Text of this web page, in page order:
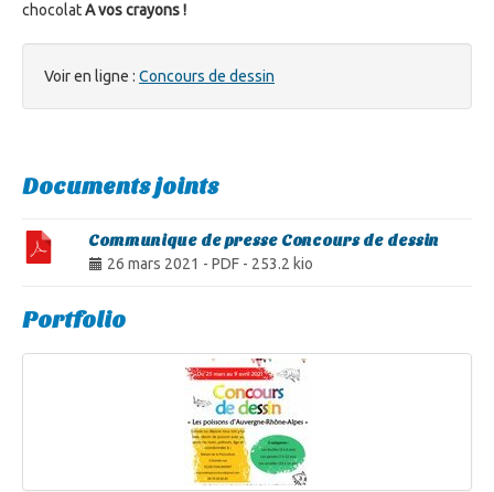
chocolatA vos crayons !
Voir en ligne : Concours de dessin
Documents joints
Communique de presse Concours de dessin
26 mars 2021 - PDF - 253.2 kio
Portfolio